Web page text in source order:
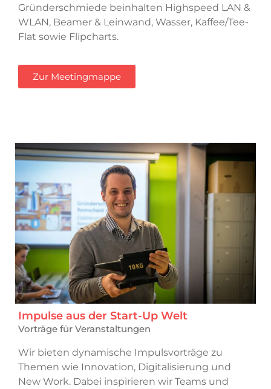
Gründerschmiede beinhalten Highspeed LAN &
WLAN, Beamer & Leinwand, Wasser, Kaffee/Tee-
Flat sowie Flipcharts.
Zur Meetingmappe
Impulse aus der Start-Up Welt
Vorträge für Veranstaltungen
Wir bieten dynamische Impulsvorträge zu
Themen wie Innovation, Digitalisierung und
New Work. Dabei inspirieren wir Teams und